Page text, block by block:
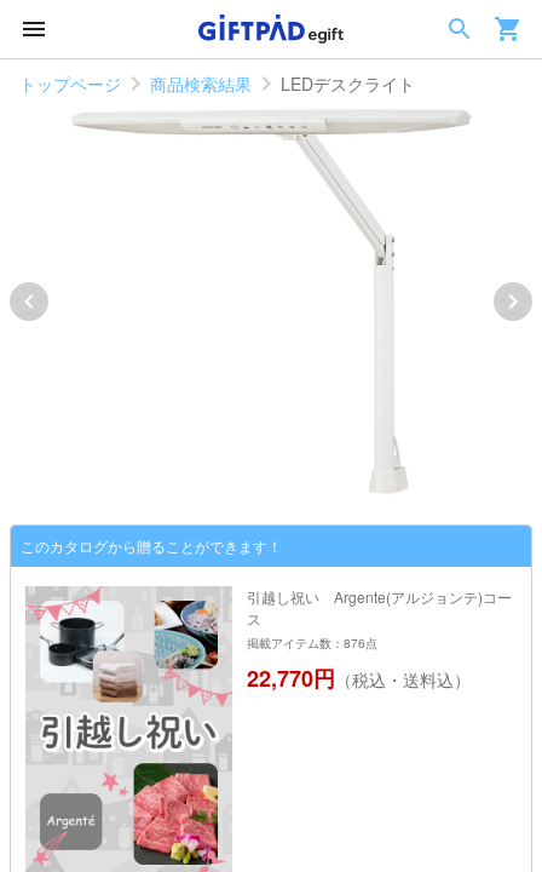
トップページ 商品検索結果 LEDデスクライト
このカタログから贈ることができます！
引越し祝い Argente(アルジョンテ)コー
ス
掲載アイテム数：876点
22,770円 （税込・送料込）